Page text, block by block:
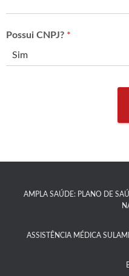
Possui CNPJ? *
AMPLA SAÚDE: PLANO DE
ASSISTÊNCIA MÉDICA